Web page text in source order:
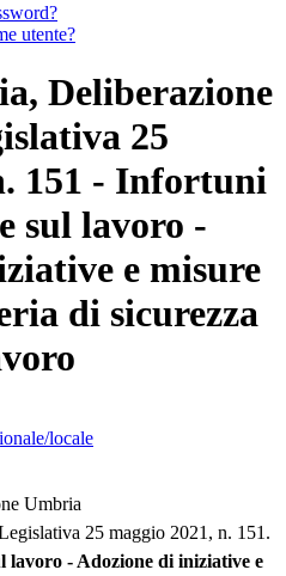
utente?
Deliberazione
25
151 - Infortuni
sul lavoro -
e misure
di sicurezza
locale
Umbria
25 maggio 2021, n. 151.
- Adozione di iniziative e